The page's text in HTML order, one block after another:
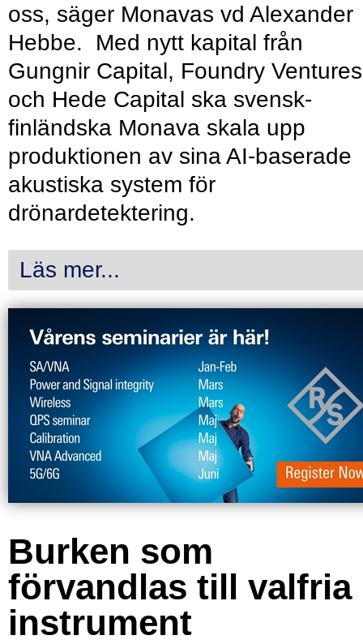
oss, säger Monavas vd Alexander
Hebbe. Med nytt kapital från
Gungnir Capital, Foundry Ventures
och Hede Capital ska svensk-
finländska Monava skala upp
produktionen av sina AI-baserade
akustiska system för
drönardetektering.
Läs mer...
Burken som
förvandlas till valfria
instrument